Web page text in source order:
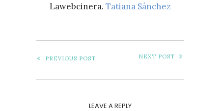
Lawebcinera. Tatiana Sánchez
PREVIOUS POST NEXT POST
LEAVE A REPLY